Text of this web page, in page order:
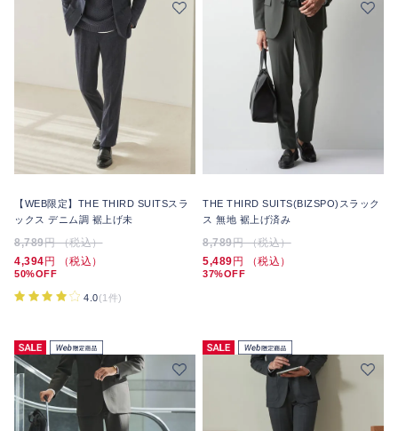
【WEB限定】THE THIRD SUITSスラ
ックス デニム調 裾上げ未
8,789円 （税込）
4,394円 （税込）
50%OFF
4.0(1件)
THE THIRD SUITS(BIZSPO)スラック
ス 無地 裾上げ済み
8,789円 （税込）
5,489円 （税込）
37%OFF